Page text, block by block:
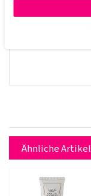
Ähnliche Artikel